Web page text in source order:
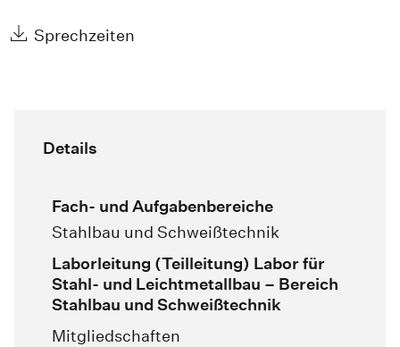
Sprechzeiten
Details
Fach- und Aufgabenbereiche
Stahlbau und Schweißtechnik
Laborleitung (Teilleitung) Labor für
Stahl- und Leichtmetallbau – Bereich
Stahlbau und Schweißtechnik
Mitgliedschaften